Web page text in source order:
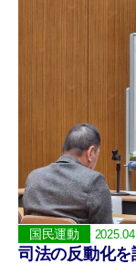
国民運動
司法の反動化